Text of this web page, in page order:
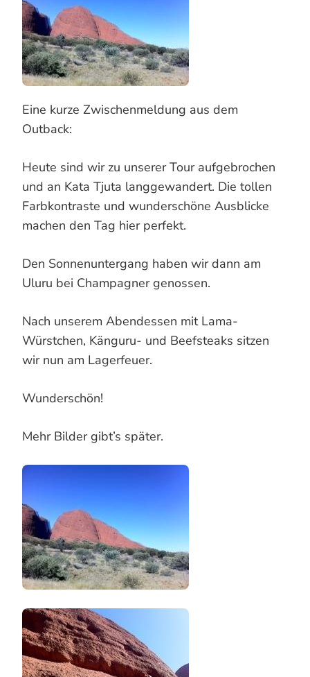
Eine kurze Zwischenmeldung aus dem
Outback:
Heute sind wir zu unserer Tour aufgebrochen
und an Kata Tjuta langgewandert. Die tollen
Farbkontraste und wunderschöne Ausblicke
machen den Tag hier perfekt.
Den Sonnenuntergang haben wir dann am
Uluru bei Champagner genossen.
Nach unserem Abendessen mit Lama-
Würstchen, Känguru- und Beefsteaks sitzen
wir nun am Lagerfeuer.
Wunderschön!
Mehr Bilder gibt’s später.